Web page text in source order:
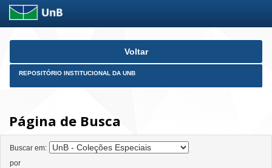
Skip
Voltar
REPOSITÓRIO INSTITUCIONAL DA UNB
Página de Busca
Buscar em:
por